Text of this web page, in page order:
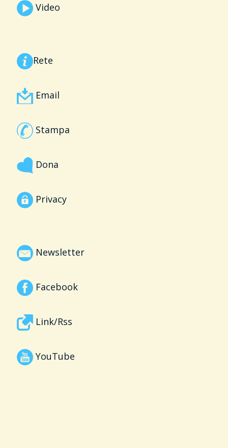
Video
Rete
Email
Stampa
Dona
Privacy
Newsletter
Facebook
Link/Rss
YouTube